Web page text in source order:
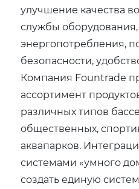
улучшение качества
службы
энергопотребления,
безопасности,
Компания Fountrade
ассортимент
различных типов
общественных,
аквапарков.
системами «умного
создать единую